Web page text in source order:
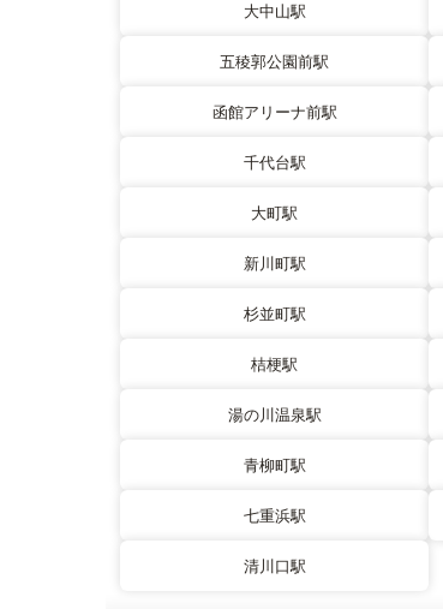
大中山駅
五稜郭公園前駅
函館アリーナ前駅
千代台駅
大町駅
新川町駅
杉並町駅
桔梗駅
湯の川温泉駅
青柳町駅
七重浜駅
清川口駅